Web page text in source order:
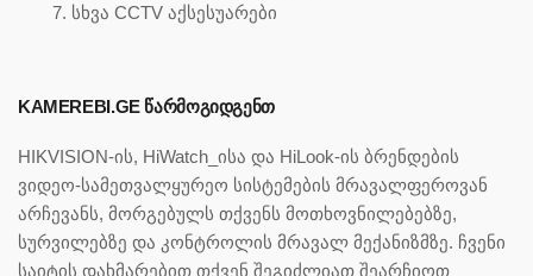
სხვა CCTV აქსესუარები
KAMEREBI.GE ᲬᲐᲠᲛᲝᲒᲘᲓᲒᲔᲜᲗ
HIKVISION-ის, HiWatch_ისა და HiLook-ის ბრენდების
ვიდეო-სამეთვალყურეო სისტემების მრავალფეროვან
არჩევანს, მორგებულს თქვენს მოთხოვნილებებზე,
სურვილებზე და კონტროლის მრავალ მექანიზმზე. ჩვენი
საიტის დახმარებით თქვენ შეგიძლიათ შეარჩიოთ